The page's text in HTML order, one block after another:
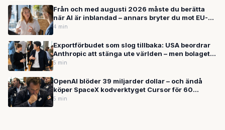
Från och med augusti 2026 måste du berätta
när AI är inblandad – annars bryter du mot EU-
lag
4 min
Exportförbudet som slog tillbaka: USA beordrar
Anthropic att stänga ute världen – men bolaget
fortsätter växa
5 min
OpenAI blöder 39 miljarder dollar – och ändå
köper SpaceX kodverktyget Cursor för 60
miljarder: Vad händer egentligen med AI-
5 min